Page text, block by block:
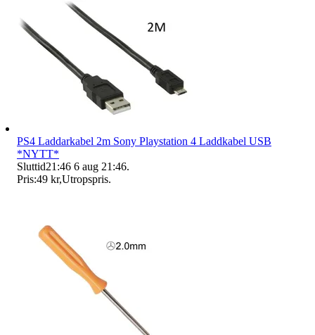
PS4 Laddarkabel 2m Sony Playstation 4 Laddkabel USB
*NYTT*
Sluttid21:46 6 aug 21:46.
Pris:49 kr,Utropspris.